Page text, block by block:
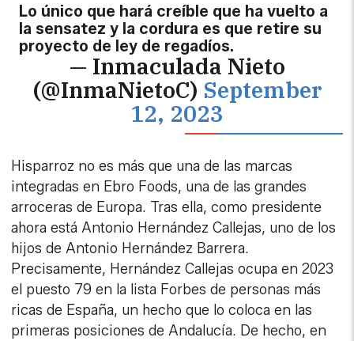
Lo único que hará creíble que ha vuelto a
la sensatez y la cordura es que retire su
proyecto de ley de regadíos.
— Inmaculada Nieto
(@InmaNietoC) September
12, 2023
Hisparroz no es más que una de las marcas
integradas en Ebro Foods, una de las grandes
arroceras de Europa. Tras ella, como presidente
ahora está Antonio Hernández Callejas, uno de los
hijos de Antonio Hernández Barrera.
Precisamente, Hernández Callejas ocupa en 2023
el puesto 79 en la lista Forbes de personas más
ricas de España, un hecho que lo coloca en las
primeras posiciones de Andalucía. De hecho, en